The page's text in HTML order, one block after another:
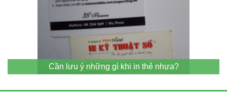
Cần lưu ý những gì khi in thẻ nhựa?